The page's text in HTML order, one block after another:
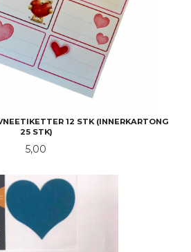
12 STK (INNERKARTONG
25 STK)
Pris
5,00